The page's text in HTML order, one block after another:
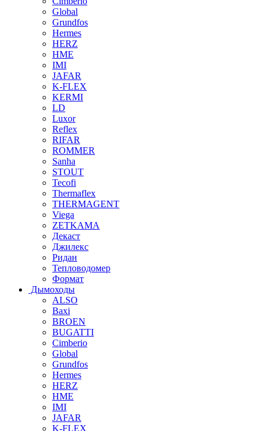
Global
Grundfos
Hermes
HERZ
HME
IMI
JAFAR
K-FLEX
KERMI
LD
Luxor
Reflex
RIFAR
ROMMER
Sanha
STOUT
Tecofi
Thermaflex
THERMAGENT
Viega
ZETKAMA
Декаст
Джилекс
Ридан
Тепловодомер
Формат
Дымоходы
ALSO
Baxi
BROEN
BUGATTI
Cimberio
Global
Grundfos
Hermes
HERZ
HME
IMI
JAFAR
K-FLEX